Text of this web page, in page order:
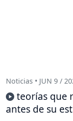
Noticias • JUN 9 /
teorías que
antes de su